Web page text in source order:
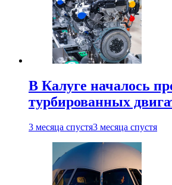
В Калуге началось
турбированных
3 месяца спустя3 месяца спустя